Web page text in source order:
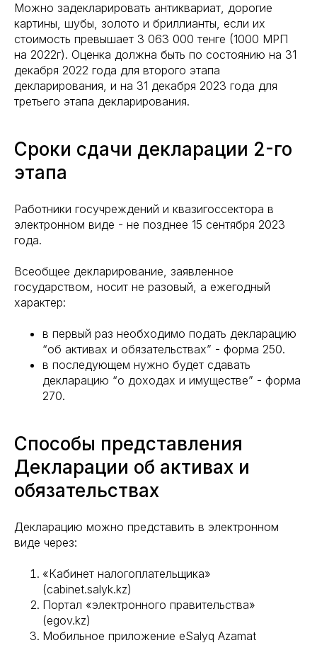
Можно задекларировать антиквариат, дорогие
картины, шубы, золото и бриллианты, если их
стоимость превышает 3 063 000 тенге (1000 МРП
на 2022г). Оценка должна быть по состоянию на 31
декабря 2022 года для второго этапа
декларирования, и на 31 декабря 2023 года для
третьего этапа декларирования.
Сроки сдачи декларации 2-го
этапа
Работники госучреждений и квазигоссектора в
электронном виде - не позднее 15 сентября 2023
года.
Всеобщее декларирование, заявленное
государством, носит не разовый, а ежегодный
характер:
в первый раз необходимо подать декларацию
“об активах и обязательствах” - форма 250.
в последующем нужно будет сдавать
декларацию “о доходах и имуществе” - форма
270.
Способы представления
Декларации об активах и
обязательствах
Декларацию можно представить в электронном
виде через:
«Кабинет налогоплательщика»
(cabinet.salyk.kz)
Портал «электронного правительства»
(egov.kz)
Мобильное приложение eSalyq Azamat